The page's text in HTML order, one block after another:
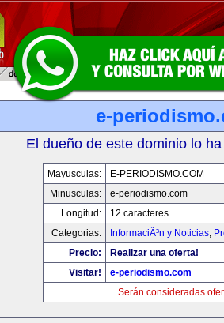
e-
El dueño de este dominio lo
Mayusculas:
E-PERIODISMO.COM
Minusculas:
e-periodismo.com
Longitud:
12 caracteres
Categorias:
InformaciÃ³n y Noticias,
Precio:
Realizar una oferta!
Visitar!
e-periodismo.com
Serán consideradas